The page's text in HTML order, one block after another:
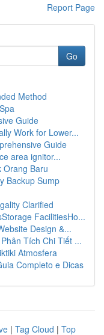
Report Page
Go
Method
Guide
Work for Lower...
Guide
area ignitor...
Orang Baru
Backup Sump
Clarified
FacilitiesHo...
Design &...
Tích Chi Tiết ...
Atmosfera
Completo e Dicas
| Tag Cloud | Top